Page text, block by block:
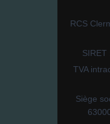
RCS
SIRET
TVA
Siège